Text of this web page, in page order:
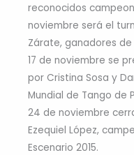
reconocidos
noviembre será el
Zárate, ganadores de
17 de noviembre se
por Cristina Sosa y
Mundial de Tango de
24 de noviembre
Ezequiel López,
Escenario 2015.